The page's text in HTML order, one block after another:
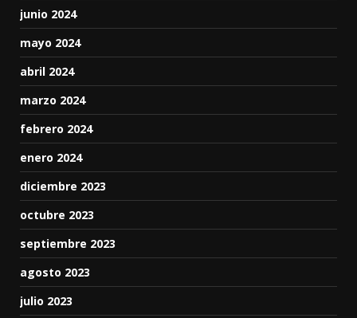
junio 2024
mayo 2024
abril 2024
marzo 2024
febrero 2024
enero 2024
diciembre 2023
octubre 2023
septiembre 2023
agosto 2023
julio 2023